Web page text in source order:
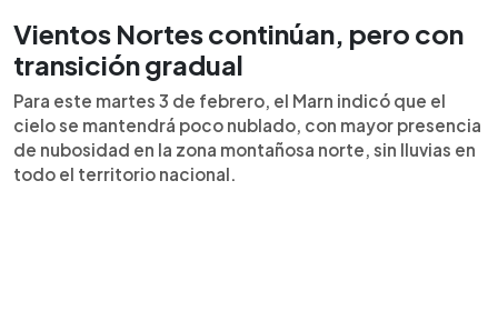
Vientos Nortes continúan, pero con
transición gradual
Para este martes 3 de febrero, el Marn indicó que el
cielo se mantendrá poco nublado, con mayor presencia
de nubosidad en la zona montañosa norte, sin lluvias en
todo el territorio nacional.